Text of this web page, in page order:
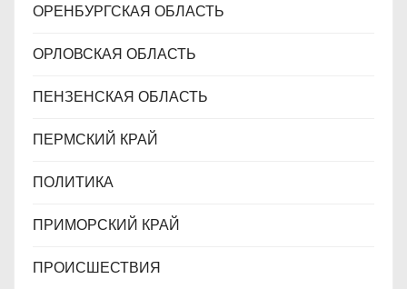
ОРЕНБУРГСКАЯ ОБЛАСТЬ
ОРЛОВСКАЯ ОБЛАСТЬ
ПЕНЗЕНСКАЯ ОБЛАСТЬ
ПЕРМСКИЙ КРАЙ
ПОЛИТИКА
ПРИМОРСКИЙ КРАЙ
ПРОИСШЕСТВИЯ